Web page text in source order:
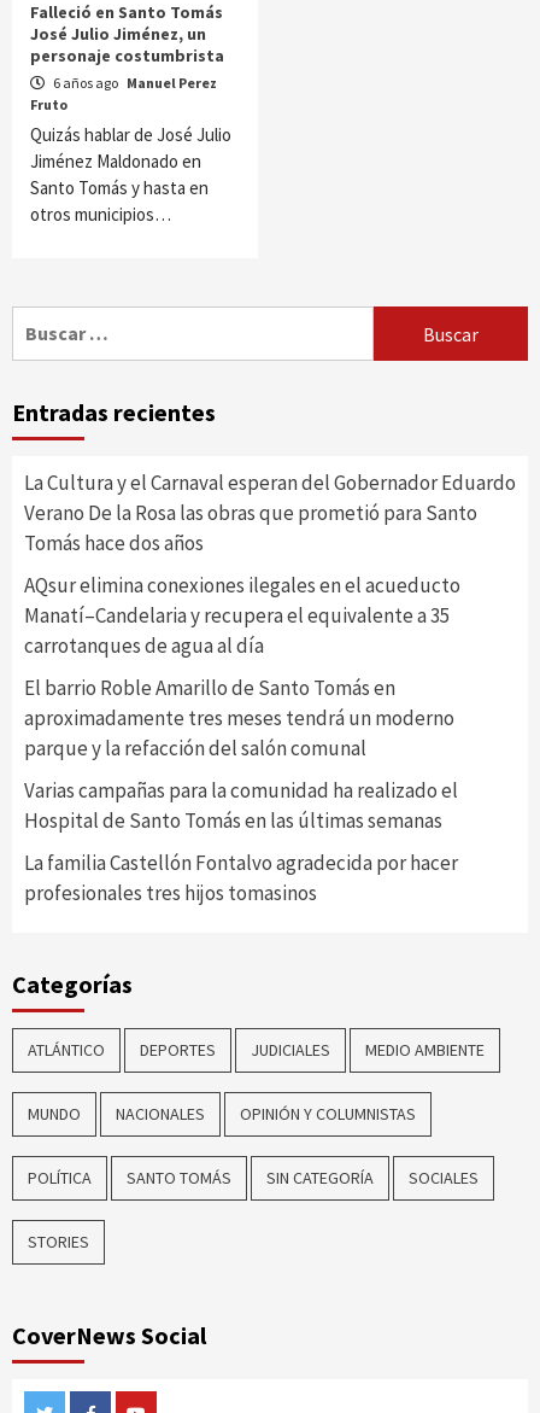
Falleció en Santo Tomás
José Julio Jiménez, un
personaje costumbrista
6 años ago Manuel Perez
Fruto
Quizás hablar de José Julio
Jiménez Maldonado en
Santo Tomás y hasta en
otros municipios…
Entradas recientes
La Cultura y el Carnaval esperan del Gobernador Eduardo
Verano De la Rosa las obras que prometió para Santo
Tomás hace dos años
AQsur elimina conexiones ilegales en el acueducto
Manatí–Candelaria y recupera el equivalente a 35
carrotanques de agua al día
El barrio Roble Amarillo de Santo Tomás en
aproximadamente tres meses tendrá un moderno
parque y la refacción del salón comunal
Varias campañas para la comunidad ha realizado el
Hospital de Santo Tomás en las últimas semanas
La familia Castellón Fontalvo agradecida por hacer
profesionales tres hijos tomasinos
Categorías
ATLÁNTICO DEPORTES JUDICIALES MEDIO AMBIENTE
MUNDO NACIONALES OPINIÓN Y COLUMNISTAS
POLÍTICA SANTO TOMÁS SIN CATEGORÍA SOCIALES
STORIES
CoverNews Social